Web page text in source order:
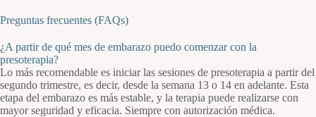
Preguntas frecuentes (FAQs)
¿A partir de qué mes de embarazo puedo comenzar con la
presoterapia?
Lo más recomendable es iniciar las sesiones de presoterapia a partir del
segundo trimestre, es decir, desde la semana 13 o 14 en adelante. Esta
etapa del embarazo es más estable, y la terapia puede realizarse con
mayor seguridad y eficacia. Siempre con autorización médica.